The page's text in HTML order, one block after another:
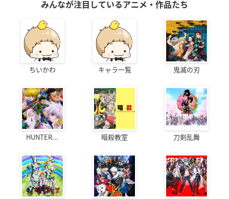
みんなが注目しているアニメ・作品たち
ちいかわ キャラ一覧 鬼滅の刃
HUNTER... 暗殺教室 刀剣乱舞